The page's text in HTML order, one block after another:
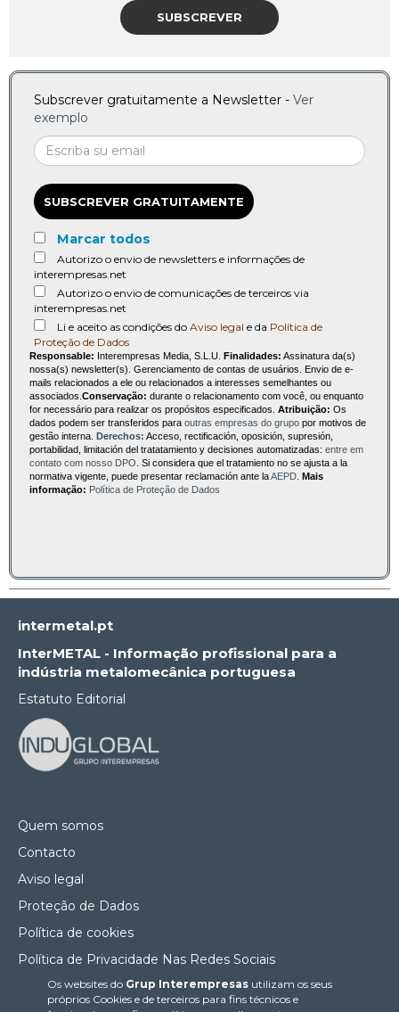
Os websites do Grup Interempresasutilizam os seus
próprios Cookies e de terceiros para fins técnicos e
SUBSCREVER
Subscrever gratuitamente a Newsletter - Ver
exemplo
SUBSCREVER GRATUITAMENTE
Marcar todos
Autorizo o envio de newsletters e informações de
interempresas.net
Autorizo o envio de comunicações de terceiros via
interempresas.net
Li e aceito as condições do Aviso legal e da Política de
Proteção de Dados
Responsable: Interempresas Media, S.L.U. Finalidades: Assinatura da(s)
nossa(s) newsletter(s). Gerenciamento de contas de usuários. Envio de e-
mails relacionados a ele ou relacionados a interesses semelhantes ou
associados. Conservação: durante o relacionamento com você, ou enquanto
for necessário para realizar os propósitos especificados. Atribuição: Os
dados podem ser transferidos para outras empresas do grupo por motivos de
gestão interna. Derechos: Acceso, rectificación, oposición, supresión,
portabilidad, limitación del tratatamiento y decisiones automatizadas: entre em
contato com nosso DPO . Si considera que el tratamiento no se ajusta a la
normativa vigente, puede presentar reclamación ante laAEPD Mais
informação: Política de Proteção de Dados
intermetal.pt
InterMETAL - Informação profissional para a
indústria metalomecânica portuguesa
Estatuto Editorial
Quem somos
Contacto
Aviso legal
Proteção de Dados
Política de cookies
Política de Privacidade Nas Redes Sociais
Canal de denúncias